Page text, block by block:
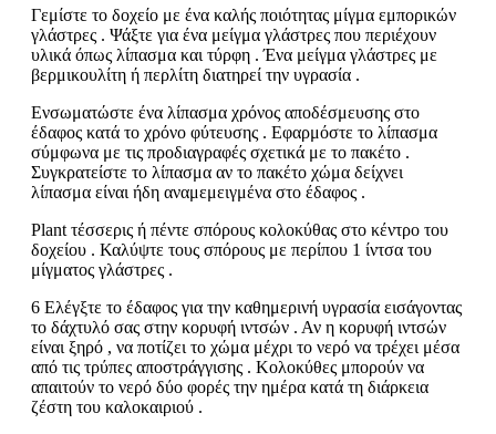
Γεμίστε το δοχείο με ένα καλής ποιότητας μίγμα εμπορικών
γλάστρες . Ψάξτε για ένα μείγμα γλάστρες που περιέχουν
υλικά όπως λίπασμα και τύρφη . Ένα μείγμα γλάστρες με
βερμικουλίτη ή περλίτη διατηρεί την υγρασία .
Ενσωματώστε ένα λίπασμα χρόνος αποδέσμευσης στο
έδαφος κατά το χρόνο φύτευσης . Εφαρμόστε το λίπασμα
σύμφωνα με τις προδιαγραφές σχετικά με το πακέτο .
Συγκρατείστε το λίπασμα αν το πακέτο χώμα δείχνει
λίπασμα είναι ήδη αναμεμειγμένα στο έδαφος .
Plant τέσσερις ή πέντε σπόρους κολοκύθας στο κέντρο του
δοχείου . Καλύψτε τους σπόρους με περίπου 1 ίντσα του
μίγματος γλάστρες .
6 Ελέγξτε το έδαφος για την καθημερινή υγρασία εισάγοντας
το δάχτυλό σας στην κορυφή ιντσών . Αν η κορυφή ιντσών
είναι ξηρό , να ποτίζει το χώμα μέχρι το νερό να τρέχει μέσα
από τις τρύπες αποστράγγισης . Κολοκύθες μπορούν να
απαιτούν το νερό δύο φορές την ημέρα κατά τη διάρκεια
ζέστη του καλοκαιριού .